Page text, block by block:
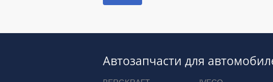
Автозапчасти для